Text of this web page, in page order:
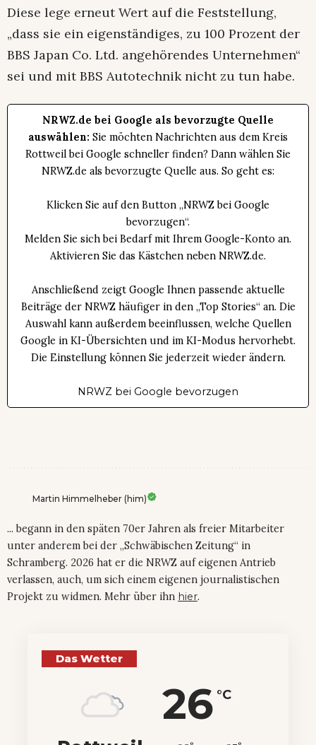
Diese lege erneut Wert auf die Feststellung,
„dass sie ein eigenständiges, zu 100 Prozent der
BBS Japan Co. Ltd. angehörendes Unternehmen“
sei und mit BBS Autotechnik nicht zu tun habe.
NRWZ.de bei Google als bevorzugte Quelle
auswählen: Sie möchten Nachrichten aus dem Kreis
Rottweil bei Google schneller finden? Dann wählen Sie
NRWZ.de als bevorzugte Quelle aus. So geht es:
Klicken Sie auf den Button „NRWZ bei Google
bevorzugen“.
Melden Sie sich bei Bedarf mit Ihrem Google-Konto an.
Aktivieren Sie das Kästchen neben NRWZ.de.
Anschließend zeigt Google Ihnen passende aktuelle
Beiträge der NRWZ häufiger in den „Top Stories“ an. Die
Auswahl kann außerdem beeinflussen, welche Quellen
Google in KI-Übersichten und im KI-Modus hervorhebt.
Die Einstellung können Sie jederzeit wieder ändern.
NRWZ bei Google bevorzugen
Martin Himmelheber (him)
... begann in den späten 70er Jahren als freier Mitarbeiter
unter anderem bei der „Schwäbischen Zeitung“ in
Schramberg. 2026 hat er die NRWZ auf eigenen Antrieb
verlassen, auch, um sich einem eigenen journalistischen
Projekt zu widmen. Mehr über ihn hier.
Das Wetter
26 °C